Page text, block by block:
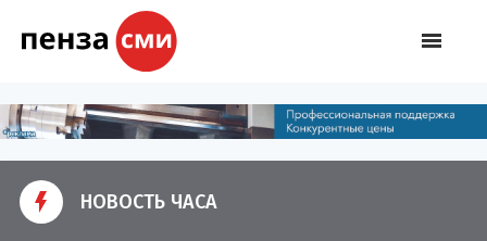
НОВОСТЬ ЧАСА